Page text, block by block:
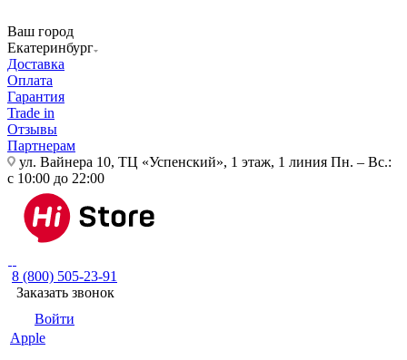
Ваш город
Екатеринбург
Доставка
Оплата
Гарантия
Trade in
Отзывы
Партнерам
ул. Вайнера 10, ТЦ «Успенский», 1 этаж, 1 линия Пн. – Вс.:
с 10:00 до 22:00
8 (800) 505-23-91
Заказать звонок
Войти
Apple